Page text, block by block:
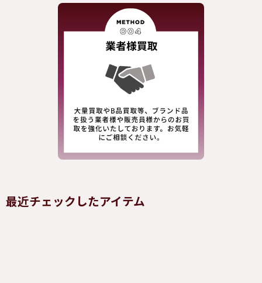
最近チェックしたアイテム